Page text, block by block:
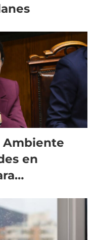
Ambiente
en